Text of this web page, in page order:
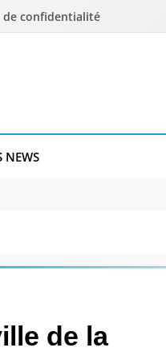
de confidentialité
NEWS
de la